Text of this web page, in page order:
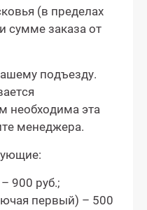
(в пределах
сумме заказа от
подъезду.
необходима эта
менеджера.
900 руб.;
первый) – 500